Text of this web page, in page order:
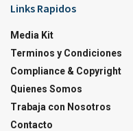
Links Rapidos
Media Kit
Terminos y Condiciones
Compliance & Copyright
Quienes Somos
Trabaja con Nosotros
Contacto